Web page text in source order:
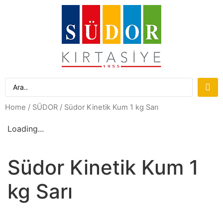
Home / SÜDOR / Südor Kinetik Kum 1 kg Sarı
Loading...
Südor Kinetik Kum 1
kg Sarı